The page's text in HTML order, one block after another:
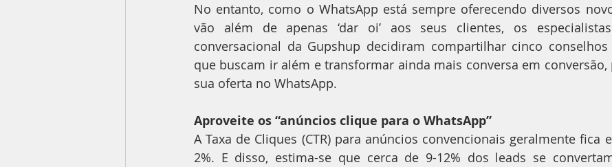
No entanto, como o WhatsApp está sempre oferecendo diversos
vão além de apenas ‘dar oi’ aos seus clientes, os
conversacional da Gupshup decidiram compartilhar cinco
que buscam ir além e transformar ainda mais conversa em conversão,
sua oferta no WhatsApp.
Aproveite os “anúncios clique para o WhatsApp”
A Taxa de Cliques (CTR) para anúncios convencionais geralmente fica
2%. E disso, estima-se que cerca de 9-12% dos leads se